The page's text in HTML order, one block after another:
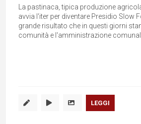
La pastinaca, tipica produzione
avvia l'iter per diventare Presidio Slow
grande risultato che in questi giorni
comunità e l'amministrazione comunale
LEGGI